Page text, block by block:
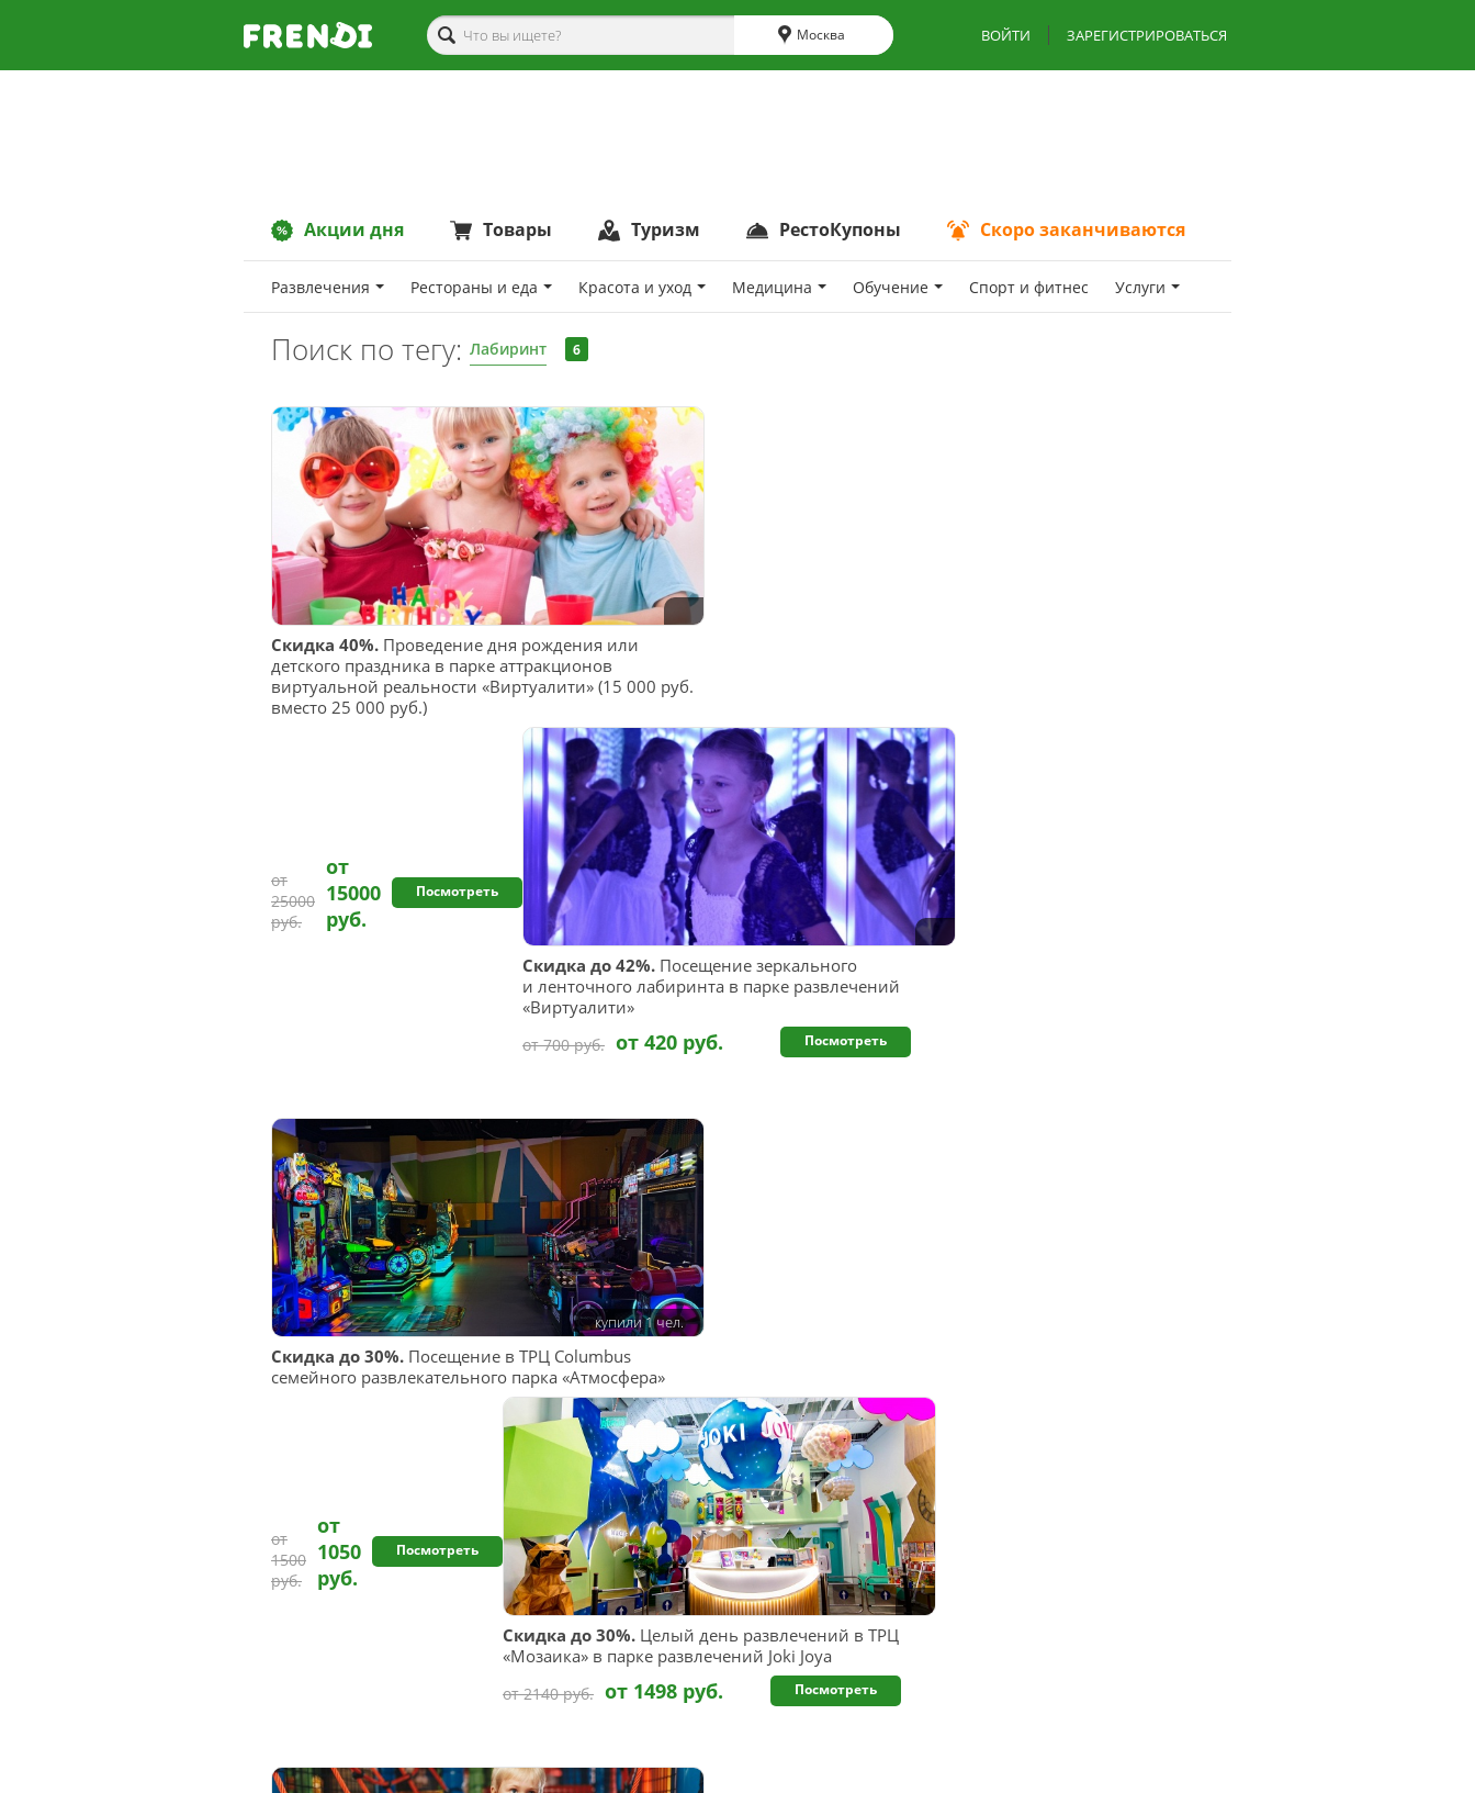
Москва ВОЙТИ ЗАРЕГИСТРИРОВАТЬСЯ
Акции дня Товары Туризм РестоКупоны Скоро заканчиваются
Развлечения Рестораны и еда Красота и уход Медицина Обучение Спoрт и фитнес Услуги
Поиск по тегу: Лабиринт 6
Скидка 40%. Проведение дня рождения или
детского праздника в парке аттракционов
виртуальной реальности «Виртуалити» (15 000 руб.
вместо 25 000 руб.)
от
25000
руб.
от
15000
руб.
Посмотреть
Скидка до 42%. Посещение зеркального
и ленточного лабиринта в парке развлечений
«Виртуалити»
от 700 руб. от 420 руб. Посмотреть
Скидка до 30%. Посещение в ТРЦ Columbus
семейного развлекательного парка «Атмосфера»
купили 1 чел.
от
1500
руб.
от
1050
руб.
Посмотреть
Скидка до 30%. Целый день развлечений в ТРЦ
«Мозаика» в парке развлечений Joki Joya
от 2140 руб. от 1498 руб. Посмотреть